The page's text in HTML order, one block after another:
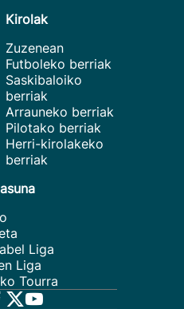
Kirolak
Zuzenean
Futboleko berriak
Saskibaloiko
berriak
Arrauneko berriak
Pilotako berriak
Herri-kirolakeko
berriak
Liga
Liga
Tourra